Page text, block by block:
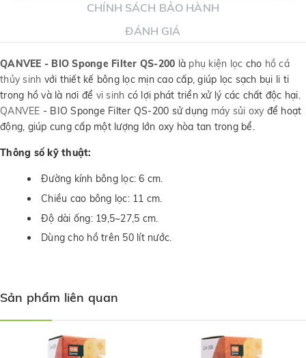
CHÍNH SÁCH BẢO HÀNH
ĐÁNH GIÁ
QANVEE - BIO Sponge Filter QS-200 là phụ kiện lọc cho hồ cá
thủy sinh với thiết kế bông lọc mịn cao cấp, giúp lọc sạch bụi li ti
trong hồ và là nơi để vi sinh có lợi phát triển xử lý các chất độc hại.
QANVEE - BIO Sponge Filter QS-200 sử dụng máy sủi oxy để hoạt
động, giúp cung cấp một lượng lớn oxy hòa tan trong bể.
Thông số kỹ thuật:
Đường kính bông lọc: 6 cm.
Chiều cao bông lọc: 11 cm.
Độ dài ống: 19,5~27,5 cm.
Dùng cho hồ trên 50 lít nước.
Sản phẩm liên quan